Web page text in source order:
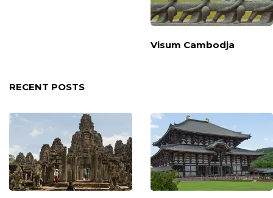
Visum Cambodja
RECENT POSTS